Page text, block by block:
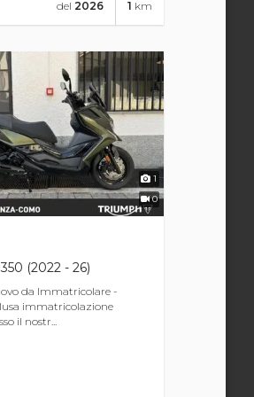
1 km
del 2026
1
0
(2022 - 26)
da Immatricolare -
immatricolazione
il nostr...